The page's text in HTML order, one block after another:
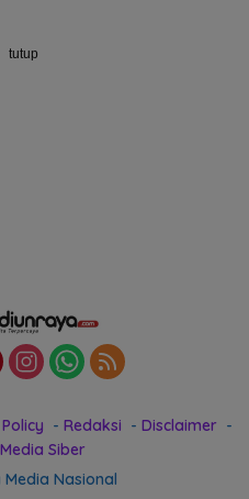
Redaksi
Disclaimer
Siber
Nasional
tutup